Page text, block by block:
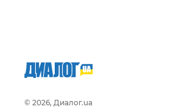
© 2026, Диалог.ua